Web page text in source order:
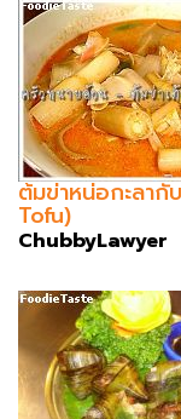
ต้มข่าหน่อกะลา
Tofu)
ChubbyLawyer